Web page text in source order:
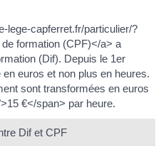
lege-capferret.fr/particulier/?
formation (CPF)</a> a
(Dif). Depuis le 1er
euros et non plus en heures.
sont transformées en euros
€</span> par heure.
Dif et CPF